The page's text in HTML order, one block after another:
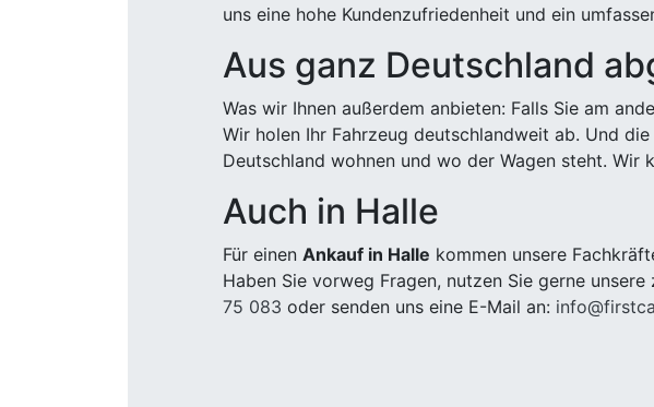
uns eine hohe Kundenzufriedenheit und ein
Aus ganz Deutschland
Was wir Ihnen außerdem anbieten: Falls Sie am
Wir holen Ihr Fahrzeug deutschlandweit ab. Und
Deutschland wohnen und wo der Wagen steht. Wir
Auch in Halle
Für einen Ankauf in Halle kommen unsere
Haben Sie vorweg Fragen, nutzen Sie gerne
75 083 oder senden uns eine E-Mail an: